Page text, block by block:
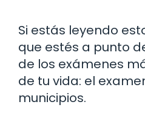
Si estás leyendo
que estés a punto
de los exámenes
de tu vida: el
municipios.